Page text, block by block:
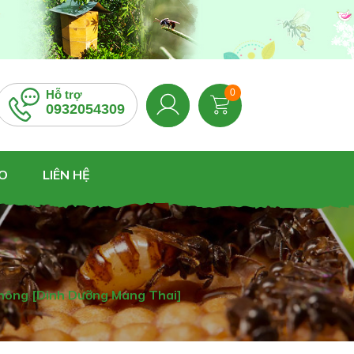
Hỗ trợ
0932054309
0
LIÊN HỆ
[Dinh Dưỡng Mang Thai]